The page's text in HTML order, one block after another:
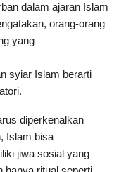
dalam ajaran Islam
orang-orang
yang
syiar Islam berarti
diperkenalkan
Islam bisa
jiwa sosial yang